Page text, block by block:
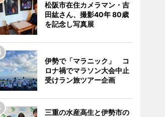
松阪市在住カメラマン・吉
田紘さん、撮影40年 80歳
を記念し写真展
伊勢で「マラニック」 コ
ロナ禍でマラソン大会中止
受けラン旅ツアー企画
三重の水産高生と伊勢市の